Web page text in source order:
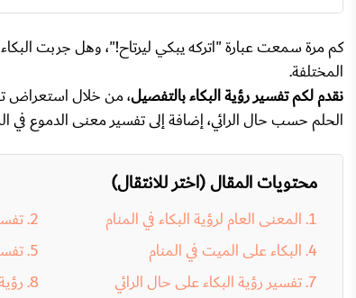
كم مرة سمعت عبارة "اتركه يبكي ليرتاح!"، وهل جربت البكاء
المختلفة.
نقدملكم تفسير رؤية البكاء بالتفصيل، من خلال استعراض
الحلم حسب حال الرائي، إضافة إلى تفسير معنى الدموع في
محتويات المقال (اختر للانتقال)
المعنى العام لرؤية البكاء في المنام
البكاء على الميت في المنام
تفسير رؤية البكاء على حال الرائي